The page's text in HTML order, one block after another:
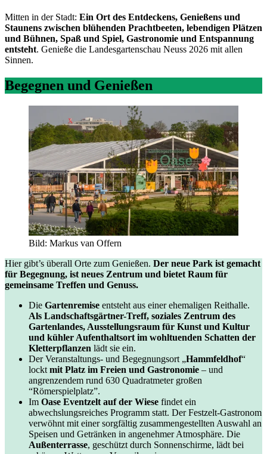
Mitten in der Stadt: Ein Ort des Entdeckens, Genießens und
Staunens zwischen blühenden Prachtbeeten, lebendigen Plätzen
und Bühnen, Spaß und Spiel, Gastronomie und Entspannung
entsteht. Genieße die Landesgartenschau Neuss 2026 mit allen
Sinnen.
Begegnen und Genießen
Bild: Markus van Offern
Hier gibt’s überall Orte zum Genießen. Der neue Park ist gemacht
für Begegnung, ist neues Zentrum und bietet Raum für
gemeinsame Treffen und Genuss.
Die Gartenremise entsteht aus einer ehemaligen Reithalle.
Als Landschaftsgärtner-Treff, soziales Zentrum des
Gartenlandes, Ausstellungsraum für Kunst und Kultur
und kühler Aufenthaltsort im wohltuenden Schatten der
Kletterpflanzen lädt sie ein.
Der Veranstaltungs- und Begegnungsort „Hammfeldhof“
lockt mit Platz im Freien und Gastronomie – und
angrenzendem rund 630 Quadratmeter großen
“Römerspielplatz”.
Im Oase Eventzelt auf der Wiese findet ein
abwechslungsreiches Programm statt. Der Festzelt-Gastronom
verwöhnt mit einer sorgfältig zusammengestellten Auswahl an
Speisen und Getränken in angenehmer Atmosphäre. Die
Außenterrasse, geschützt durch Sonnenschirme, lädt bei